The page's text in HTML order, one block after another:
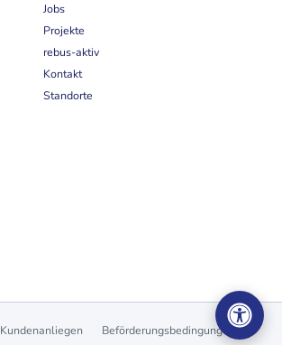
Jobs
Projekte
rebus-aktiv
Kontakt
Standorte
Kundenanliegen Beförderungsbedingungen